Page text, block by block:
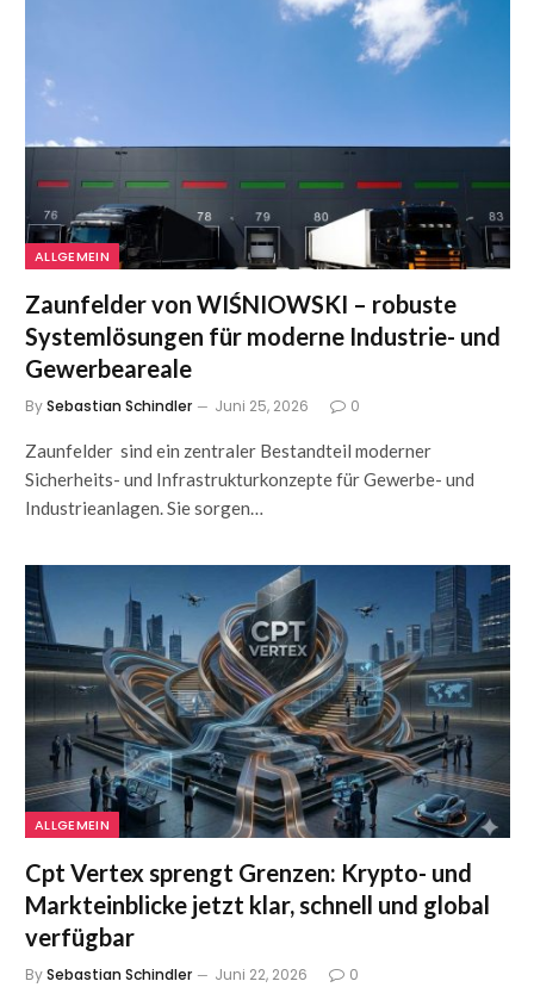
ALLGEMEIN
Zaunfelder von WIŚNIOWSKI – robuste
Systemlösungen für moderne Industrie- und
Gewerbeareale
BySebastian Schindler Juni 25, 2026 0
Zaunfelder sind ein zentraler Bestandteil moderner
Sicherheits- und Infrastrukturkonzepte für Gewerbe- und
Industrieanlagen. Sie sorgen…
ALLGEMEIN
Cpt Vertex sprengt Grenzen: Krypto- und
Markteinblicke jetzt klar, schnell und global
verfügbar
BySebastian Schindler Juni 22, 2026 0